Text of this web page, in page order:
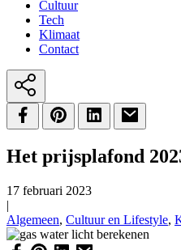
Cultuur
Tech
Klimaat
Contact
Het prijsplafond
17 februari 2023
|
Algemeen, Cultuur en Lifestyle,